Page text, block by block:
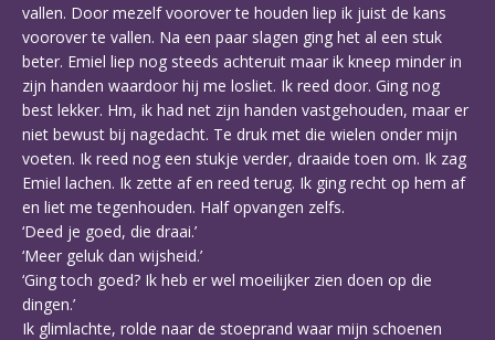
vallen. Door mezelf voorover te houden liep ik juist de kans
voorover te vallen. Na een paar slagen ging het al een stuk
beter. Emiel liep nog steeds achteruit maar ik kneep minder in
zijn handen waardoor hij me losliet. Ik reed door. Ging nog
best lekker. Hm, ik had net zijn handen vastgehouden, maar er
niet bewust bij nagedacht. Te druk met die wielen onder mijn
voeten. Ik reed nog een stukje verder, draaide toen om. Ik zag
Emiel lachen. Ik zette af en reed terug. Ik ging recht op hem af
en liet me tegenhouden. Half opvangen zelfs.
‘Deed je goed, die draai.’
‘Meer geluk dan wijsheid.’
‘Ging toch goed? Ik heb er wel moeilijker zien doen op die
dingen.’
Ik glimlachte, rolde naar de stoeprand waar mijn schoenen